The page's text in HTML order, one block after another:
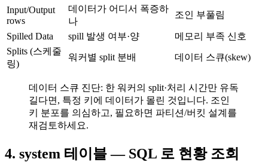
Input/Output
rows
데이터가 어디서 폭증하
나
조인 부풀림
Spilled Data spill 발생 여부·양
메모리 부족 신호
Splits (스케줄
링)
워커별 split 분배 데이터 스큐(skew)
데이터 스큐 진단: 한 워커의 split·처리 시간만 유독
길다면, 특정 키에 데이터가 몰린 것입니다. 조인
키 분포를 의심하고, 필요하면 파티션/버킷 설계를
재검토하세요.
4. system 테이블 — SQL 로 현황 조회